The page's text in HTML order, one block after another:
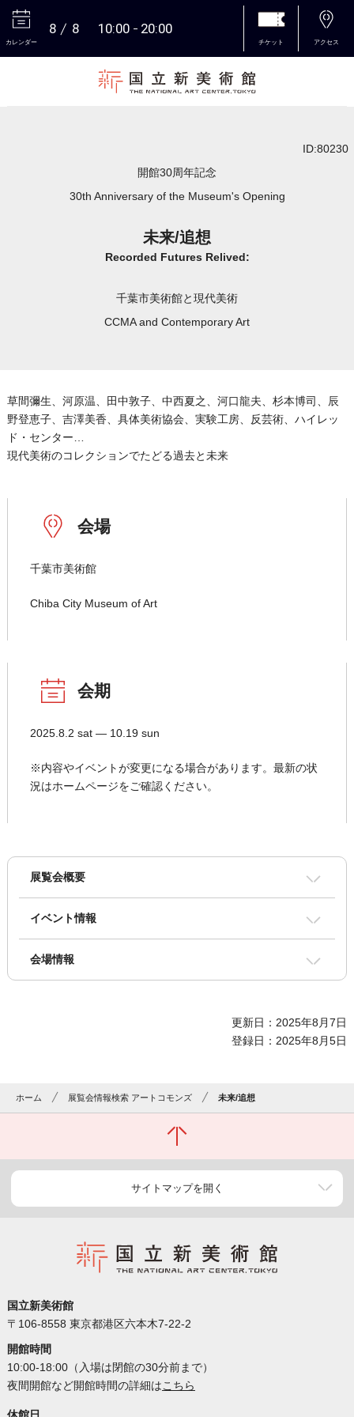
カレンダー
8 8 10:00 20:00
チケット アクセス
ID:80230
開館30周年記念
30th Anniversary of the Museum's Opening
未来/追想
Recorded Futures Relived:
千葉市美術館と現代美術
CCMA and Contemporary Art
草間彌生、河原温、田中敦子、中西夏之、河口龍夫、杉本博司、辰
野登恵子、吉澤美香、具体美術協会、実験工房、反芸術、ハイレッ
ド・センター…
現代美術のコレクションでたどる過去と未来
会場
千葉市美術館
Chiba City Museum of Art
会期
2025.8.2 sat ― 10.19 sun
※内容やイベントが変更になる場合があります。最新の状
況はホームページをご確認ください。
展覧会概要
イベント情報
会場情報
更新日：2025年8月7日
登録日：2025年8月5日
ホーム 展覧会情報検索 アートコモンズ 未来/追想
サイトマップを開く
国立新美術館
〒106-8558 東京都港区六本木7-22-2
開館時間
10:00-18:00（入場は閉館の30分前まで）
夜間開館など開館時間の詳細はこちら
休館日